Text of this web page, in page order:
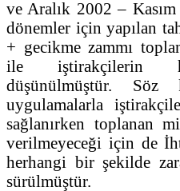
ve Aralık 2002 –
dönemler için yapılan
+ gecikme zammı
ile iştirakçilerin
düşünülmüştür. Söz
uygulamalarla
sağlanırken toplanan
verilmeyeceği için de
herhangi bir şekilde
sürülmüştür.